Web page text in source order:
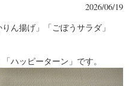
2026/06/19
ん揚げ」「ごぼうサラダ」
ハッピーターン」です。